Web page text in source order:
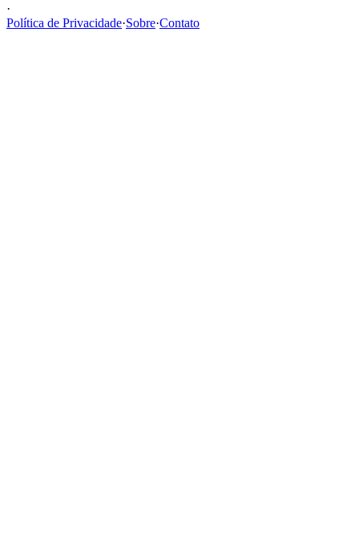
·
Política de Privacidade·Sobre·Contato